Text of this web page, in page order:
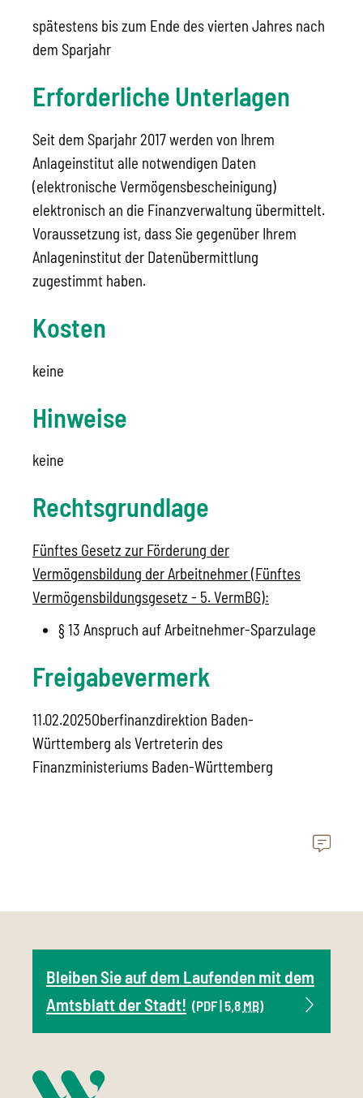
spätestens bis zum Ende des vierten Jahres nach
dem Sparjahr
Erforderliche Unterlagen
Seit dem Sparjahr 2017 werden von Ihrem
Anlageinstitut alle notwendigen Daten
(elektronische Vermögensbescheinigung)
elektronisch an die Finanzverwaltung übermittelt.
Voraussetzung ist, dass Sie gegenüber Ihrem
Anlageninstitut der Datenübermittlung
zugestimmt haben.
Kosten
keine
Hinweise
keine
Rechtsgrundlage
Fünftes Gesetz zur Förderung der
Vermögensbildung der Arbeitnehmer (Fünftes
Vermögensbildungsgesetz - 5. VermBG):
§ 13 Anspruch auf Arbeitnehmer-Sparzulage
Freigabevermerk
11.02.2025Oberfinanzdirektion Baden-
Württemberg als Vertreterin des
Finanzministeriums Baden-Württemberg
Bleiben Sie auf dem Laufenden mit dem
Amtsblatt der Stadt! (PDF | 5,8 MB)